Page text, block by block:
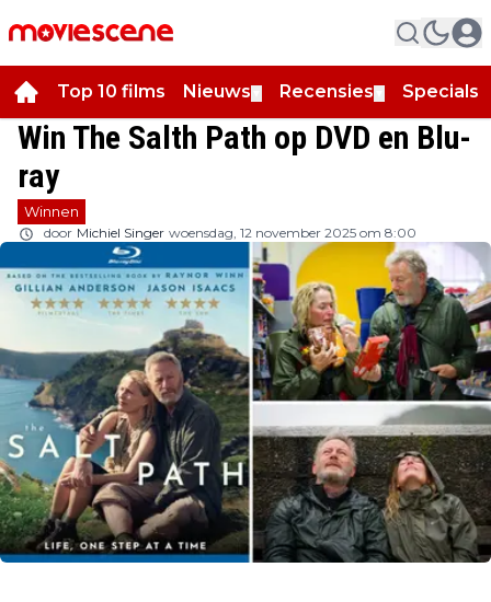
Top 10 films Nieuws Recensies Specials
Win The Salth Path op DVD en Blu-
ray
Winnen
door Michiel Singer woensdag, 12 november 2025 om 8:00